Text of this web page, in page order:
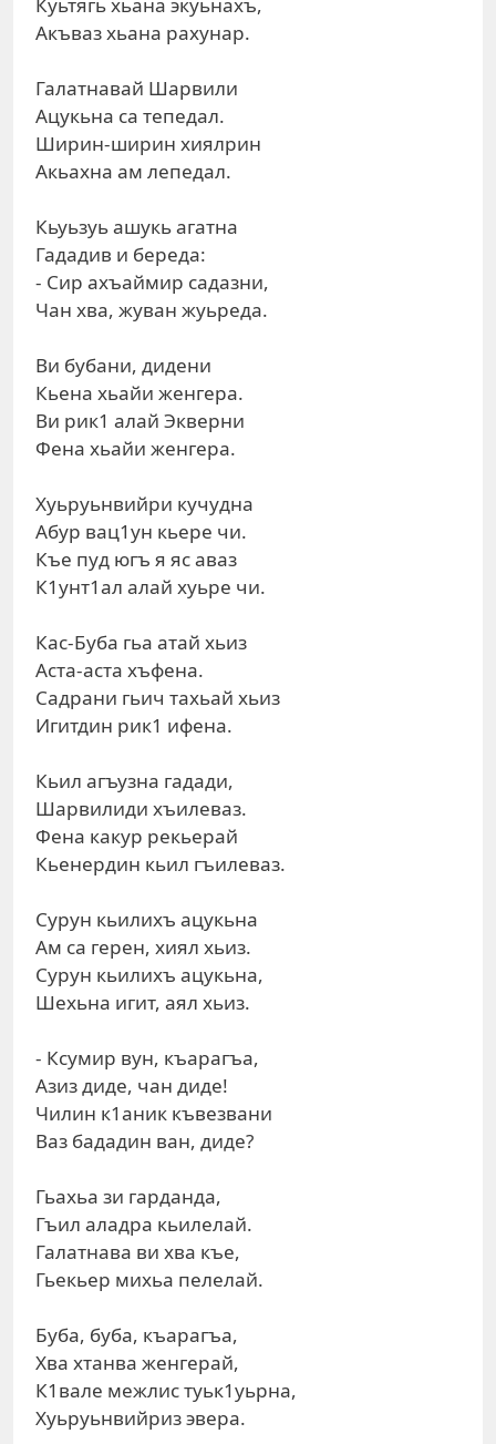
Акъваз хьана рахунар.
Галатнавай Шарвили
Ацукьна са тепедал.
Ширин-ширин хиялрин
Акьахна ам лепедал.
Кьуьзуь ашукь агатна
Гададив и береда:
- Сир ахъаймир садазни,
Чан хва, жуван жуьреда.
Ви бубани, дидени
Кьена хьайи женгера.
Ви рик1 алай Экверни
Фена хьайи женгера.
Хуьруьнвийри кучудна
Абур вац1ун кьере чи.
Къе пуд югъ я яс аваз
К1унт1ал алай хуьре чи.
Кас-Буба гьа атай хьиз
Аста-аста хъфена.
Садрани гьич тахьай хьиз
Игитдин рик1 ифена.
Кьил агъузна гадади,
Шарвилиди хъилеваз.
Фена какур рекьерай
Кьенердин кьил гъилеваз.
Сурун кьилихъ ацукьна
Ам са герен, хиял хьиз.
Сурун кьилихъ ацукьна,
Шехьна игит, аял хьиз.
- Ксумир вун, къарагъа,
Азиз диде, чан диде!
Чилин к1аник къвезвани
Ваз бададин ван, диде?
Гьахьа зи гарданда,
Гъил аладра кьилелай.
Галатнава ви хва къе,
Гьекьер михьа пелелай.
Буба, буба, къарагъа,
Хва хтанва женгерай,
К1вале межлис туьк1уьрна,
Хуьруьнвийриз эвера.